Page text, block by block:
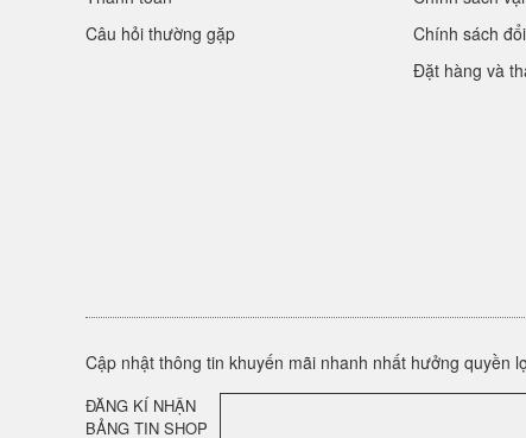
Câu hỏi thường gặp
Chính sách
Đặt hàng và
Cập nhật thông tin khuyến mãi nhanh nhất hưởng quyền
ĐĂNG KÍ NHẬN
BẢNG TIN SHOP